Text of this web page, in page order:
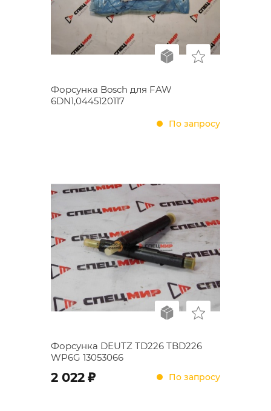
Форсунка Bosch для FAW
6DN1,0445120117
По запросу
Форсунка DEUTZ TD226 TBD226
WP6G 13053066
2 022 ; По запросу